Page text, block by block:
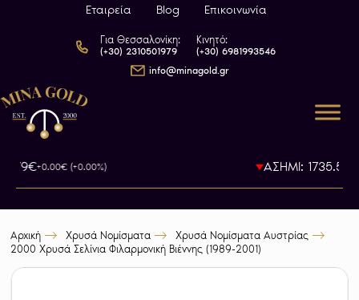
Εταιρεία Blog Επικοινωνία
Για Θεσσαλονίκη:
(+30) 2310501979
Κινητό:
(+30) 6981993546
info@minagold.gr
+0.00€ (+0.00%) ΑΣΗΜΙ: 1735.5€
Αρχική Χρυσά Νομίσματα
Χρυσά Νομίσματα Αυστρίας
2000 Χρυσά Σελίνια Φιλαρμονική Βιέννης (1989-2001)